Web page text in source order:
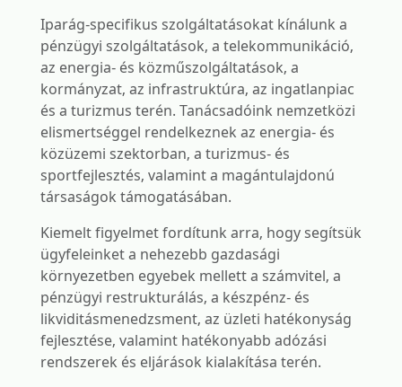
Iparág-specifikus szolgáltatásokat kínálunk a
pénzügyi szolgáltatások, a telekommunikáció,
az energia- és közműszolgáltatások, a
kormányzat, az infrastruktúra, az ingatlanpiac
és a turizmus terén. Tanácsadóink nemzetközi
elismertséggel rendelkeznek az energia- és
közüzemi szektorban, a turizmus- és
sportfejlesztés, valamint a magántulajdonú
társaságok támogatásában.
Kiemelt figyelmet fordítunk arra, hogy segítsük
ügyfeleinket a nehezebb gazdasági
környezetben egyebek mellett a számvitel, a
pénzügyi restrukturálás, a készpénz- és
likviditásmenedzsment, az üzleti hatékonyság
fejlesztése, valamint hatékonyabb adózási
rendszerek és eljárások kialakítása terén.